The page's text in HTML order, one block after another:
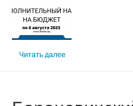
Читать далее